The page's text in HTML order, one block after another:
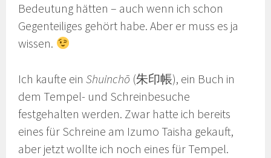
Bedeutung hätten – auch wenn ich schon
Gegenteiliges gehört habe. Aber er muss es ja
wissen.
Ich kaufte einShuinchō (朱印帳), ein Buch in
dem Tempel- und Schreinbesuche
festgehalten werden. Zwar hatte ich bereits
eines für Schreine am Izumo Taisha gekauft,
aber jetzt wollte ich noch eines für Tempel.